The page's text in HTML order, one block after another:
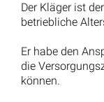
Der Kläger ist
betriebliche
Er habe den
die
können.